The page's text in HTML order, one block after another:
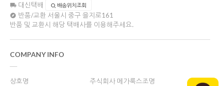
대신택배 배송위치조회
반품/교환 서울시 중구 을지로161
반품 및 교환시 해당 택배사를 이용해주세요.
COMPANY INFO
상호명 주식회사 메가룩스조명